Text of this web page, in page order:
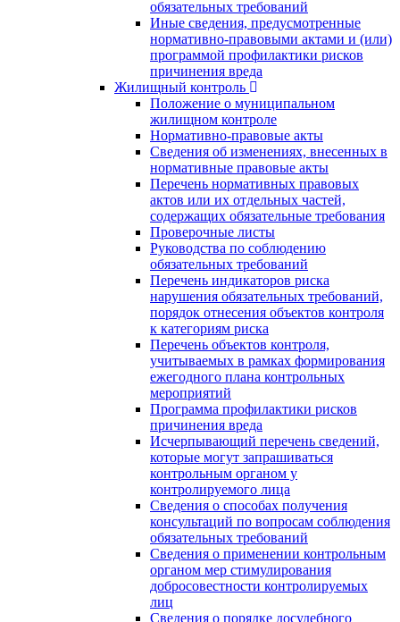
обязательных требований
Иные сведения, предусмотренные
нормативно-правовыми актами и (или)
программой профилактики рисков
причинения вреда
Жилищный контроль
Положение о муниципальном
жилищном контроле
Нормативно-правовые акты
Сведения об изменениях, внесенных в
нормативные правовые акты
Перечень нормативных правовых
актов или их отдельных частей,
содержащих обязательные требования
Проверочные листы
Руководства по соблюдению
обязательных требований
Перечень индикаторов риска
нарушения обязательных требований,
порядок отнесения объектов контроля
к категориям риска
Перечень объектов контроля,
учитываемых в рамках формирования
ежегодного плана контрольных
мероприятий
Программа профилактики рисков
причинения вреда
Исчерпывающий перечень сведений,
которые могут запрашиваться
контрольным органом у
контролируемого лица
Сведения о способах получения
консультаций по вопросам соблюдения
обязательных требований
Сведения о применении контрольным
органом мер стимулирования
добросовестности контролируемых
лиц
Сведения о порядке досудебного